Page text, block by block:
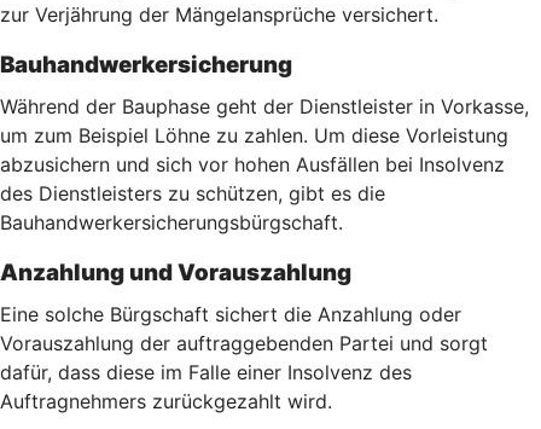
zur Verjährung der Mängelansprüche versichert.
Bauhandwerkersicherung
Während der Bauphase geht der Dienstleister in Vorkasse,
um zum Beispiel Löhne zu zahlen. Um diese Vorleistung
abzusichern und sich vor hohen Ausfällen bei Insolvenz
des Dienstleisters zu schützen, gibt es die
Bauhandwerkersicherungsbürgschaft.
Anzahlung und Vorauszahlung
Eine solche Bürgschaft sichert die Anzahlung oder
Vorauszahlung der auftraggebenden Partei und sorgt
dafür, dass diese im Falle einer Insolvenz des
Auftragnehmers zurückgezahlt wird.